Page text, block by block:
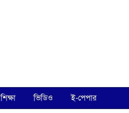
শিক্ষা ভিডিও ই-পেপার